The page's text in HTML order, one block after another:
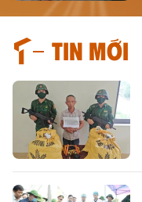
Tin mới